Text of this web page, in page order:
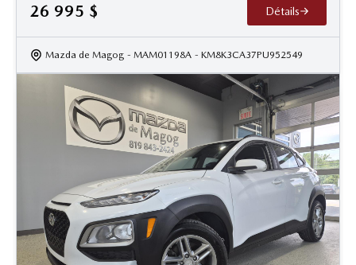
26 995 $ Détails
Mazda de Magog - MAM01198A - KM8K3CA37PU952549